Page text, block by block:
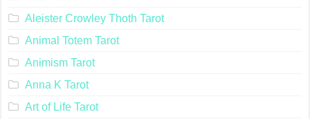
Aleister Crowley Thoth Tarot
Animal Totem Tarot
Animism Tarot
Anna K Tarot
Art of Life Tarot